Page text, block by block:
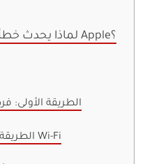
لماذا يحدث خطأ الاتصال بخادم معرف Apple؟
الطريقة الأولى:
الطريقة 2: استخدم اتصال Wi-Fi